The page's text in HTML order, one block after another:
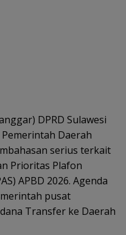
DPRD Sulawesi
Daerah
serius terkait
Prioritas Plafon
APBD 2026. Agenda
pusat
Transfer ke Daerah